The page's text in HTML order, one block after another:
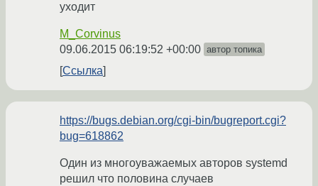
уходит
M_Corvinus
09.06.2015 06:19:52 +00:00 автор топика
Ссылка
https://bugs.debian.org/cgi-bin/bugreport.cgi?
bug=618862
Один из многоуважаемых авторов systemd
решил что половина случаев